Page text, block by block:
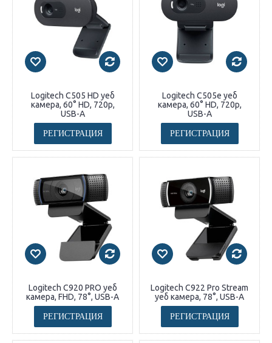
Logitech C505 HD уеб
камера, 60° HD, 720p,
USB-A
РЕГИСТРАЦИЯ
Logitech C505e уеб
камера, 60° HD, 720p,
USB-A
РЕГИСТРАЦИЯ
Logitech C920 PRO уеб
камера, FHD, 78°, USB-A
РЕГИСТРАЦИЯ
Logitech C922 Pro Stream
уеб камера, 78°, USB-A
РЕГИСТРАЦИЯ